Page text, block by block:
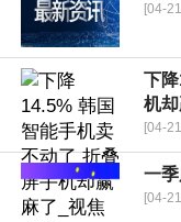
[04-
下
机
[04-
一
[04-